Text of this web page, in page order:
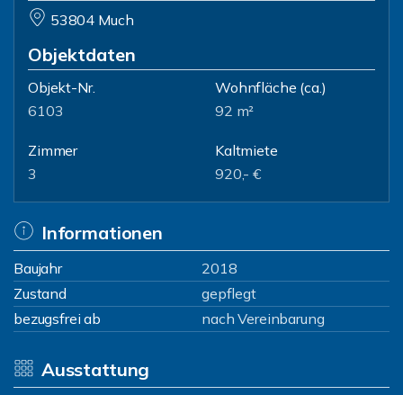
53804 Much
Objektdaten
Objekt-Nr.
6103
Wohnfläche (ca.)
92 m²
Zimmer
3
Kaltmiete
920,- €
Informationen
Baujahr
2018
Zustand
gepflegt
bezugsfrei ab
nach Vereinbarung
Ausstattung